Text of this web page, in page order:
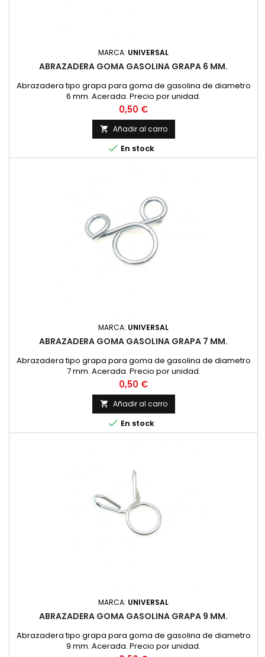
MARCA: UNIVERSAL
ABRAZADERA GOMA GASOLINA GRAPA 6 MM.
Abrazadera tipo grapa para goma de gasolina de diametro
6 mm. Acerada. Precio por unidad.
Precio
0,50 €
 Añadir al carro
 En stock
MARCA: UNIVERSAL
ABRAZADERA GOMA GASOLINA GRAPA 7 MM.
Abrazadera tipo grapa para goma de gasolina de diametro
7 mm. Acerada. Precio por unidad.
Precio
0,50 €
 Añadir al carro
 En stock
MARCA: UNIVERSAL
ABRAZADERA GOMA GASOLINA GRAPA 9 MM.
Abrazadera tipo grapa para goma de gasolina de diametro
9 mm. Acerada. Precio por unidad.